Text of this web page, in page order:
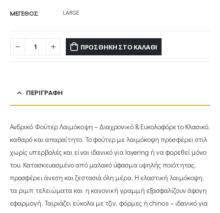
ΜΕΓΕΘΟΣ LARGE
ΠΡΟΣΘΉΚΗ ΣΤΟ ΚΑΛΆΘΙ
ΠΕΡΙΓΡΑΦΉ
Ανδρικό Φούτερ Λαιμόκοψη – Διαχρονικό & Ευκολοφόρετο Κλασικό,
καθαρό και απαραίτητο. Το φούτερ με λαιμόκοψη προσφέρει στιλ
χωρίς υπερβολές και είναι ιδανικό για layering ή να φορεθεί μόνο
του. Κατασκευασμένο από μαλακό ύφασμα υψηλής ποιότητας,
προσφέρει άνεση και ζεστασιά όλη μέρα. Η ελαστική λαιμόκοψη,
τα ριμπ τελειώματα και η κανονική γραμμή εξασφαλίζουν άψογη
εφαρμογή. Ταιριάζει εύκολα με τζιν, φόρμες ή chinos – ιδανικό για